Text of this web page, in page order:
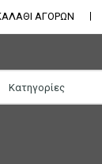
ΑΓΟΡΩΝ